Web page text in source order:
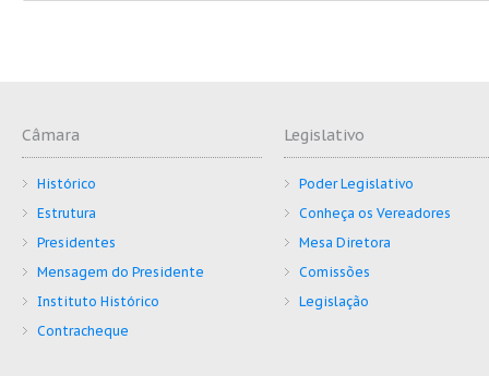
Câmara
Histórico
Estrutura
Presidentes
Mensagem do Presidente
Instituto Histórico
Contracheque
Legislativo
Poder Legislativo
Conheça os Vereadores
Mesa Diretora
Comissões
Legislação